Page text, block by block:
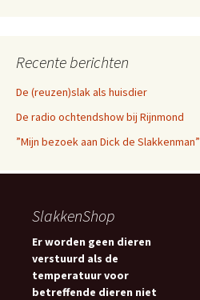
Recente berichten
De (reuzen)slak als huisdier
De radio ochtendshow bij Rijnmond
”Mijn bezoek aan Dick de Slakkenman”
SlakkenShop
Er worden geen dieren
verstuurd als de
temperatuur voor
betreffende dieren niet